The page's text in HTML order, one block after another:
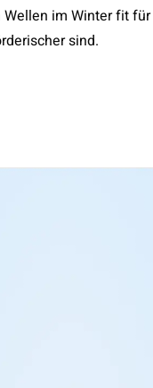
im Winter fit
sind.